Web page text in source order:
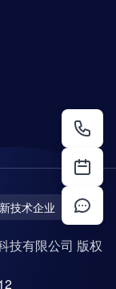
技术企业
技有限公司 版权